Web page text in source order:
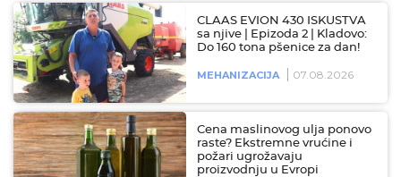
CLAAS EVION 430 ISKUSTVA
sa njive | Epizoda 2 | Kladovo:
Do 160 tona pšenice za dan!
MEHANIZACIJA 07.08.2026
Cena maslinovog ulja ponovo
raste? Ekstremne vrućine i
požari ugrožavaju
proizvodnju u Evropi